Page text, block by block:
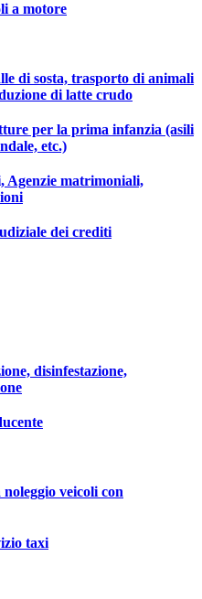
a motore
di sosta, trasporto di animali
di latte crudo
per la prima infanzia (asili
etc.)
Agenzie matrimoniali,
dei crediti
disinfestazione,
veicoli con
taxi